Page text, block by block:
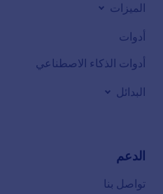
الميزات
أدوات
أدوات الذكاء الاصطناعي
البدائل
الدعم
تواصل بنا